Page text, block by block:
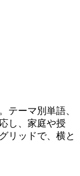
テーマ別単語、
し、家庭や授
リッドで、横と